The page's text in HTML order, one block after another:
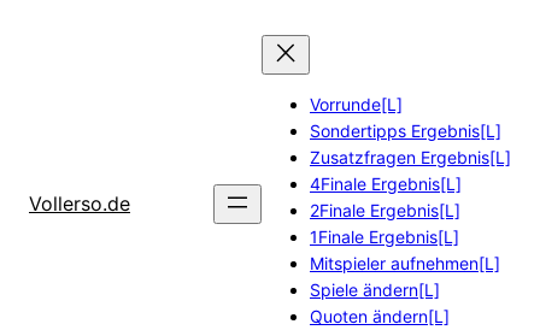
Vollerso.de
Vorrunde[L]
Sondertipps Ergebnis[L]
Zusatzfragen Ergebnis[L]
4Finale Ergebnis[L]
2Finale Ergebnis[L]
1Finale Ergebnis[L]
Mitspieler aufnehmen[L]
Spiele ändern[L]
Quoten ändern[L]